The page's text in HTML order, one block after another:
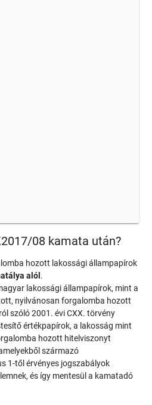
08 kamata után?
hozott lakossági állampapírok
alól .
lakossági állampapírok, mint a
nyilvánosan forgalomba hozott
szóló 2001. évi CXX. törvény
értékpapírok, a lakosság mint
hozott hitelviszonyt
származó
1-től érvényes jogszabályok
és így mentesül a kamatadó